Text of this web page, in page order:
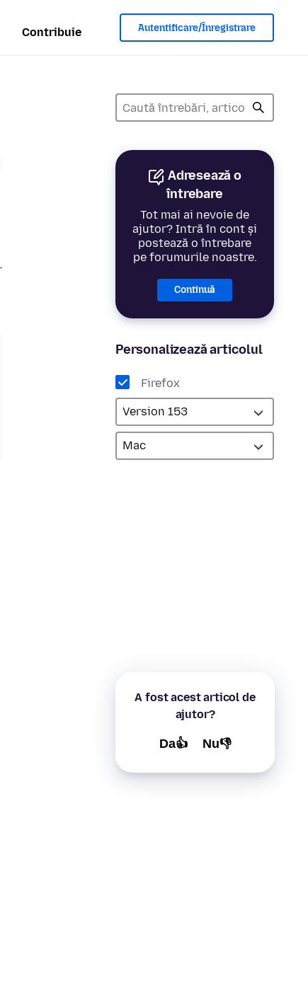
Contribuie Autentificare/Înregistrare
Adresează o
întrebare
Tot mai ai nevoie de
ajutor? Intră în cont și
postează o întrebare
pe forumurile noastre.
Continuă
Personalizează articolul
Firefox
A fost acest articol de
ajutor?
Da👍 Nu👎